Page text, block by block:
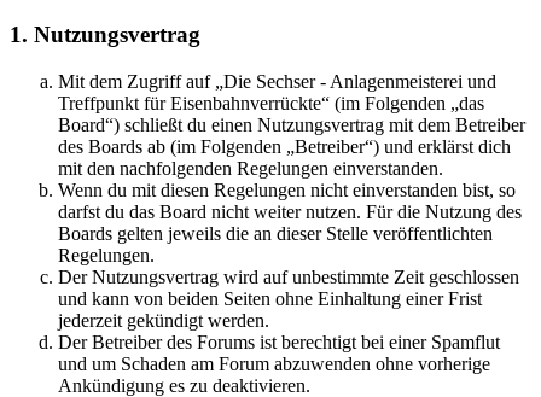
1. Nutzungsvertrag
Mit dem Zugriff auf „Die Sechser - Anlagenmeisterei und
Treffpunkt für Eisenbahnverrückte“ (im Folgenden „das
Board“) schließt du einen Nutzungsvertrag mit dem Betreiber
des Boards ab (im Folgenden „Betreiber“) und erklärst dich
mit den nachfolgenden Regelungen einverstanden.
Wenn du mit diesen Regelungen nicht einverstanden bist, so
darfst du das Board nicht weiter nutzen. Für die Nutzung des
Boards gelten jeweils die an dieser Stelle veröffentlichten
Regelungen.
Der Nutzungsvertrag wird auf unbestimmte Zeit geschlossen
und kann von beiden Seiten ohne Einhaltung einer Frist
jederzeit gekündigt werden.
Der Betreiber des Forums ist berechtigt bei einer Spamflut
und um Schaden am Forum abzuwenden ohne vorherige
Ankündigung es zu deaktivieren.